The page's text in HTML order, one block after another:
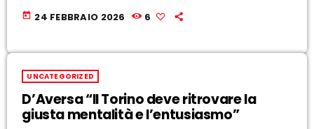
today 24 FEBBRAIO 2026 6
UNCATEGORIZED
D’Aversa “Il Torino deve ritrovare la
giusta mentalità e l’entusiasmo”